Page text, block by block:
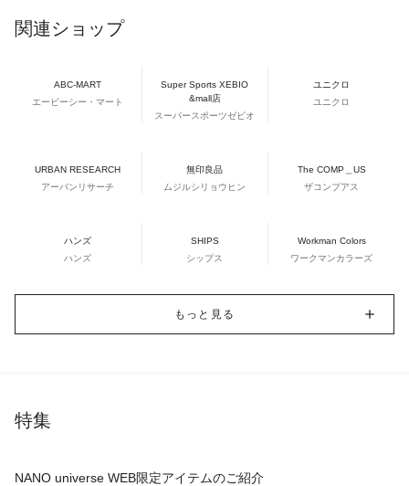
関連ショップ
ABC-MART
エービーシー・マート
Super Sports XEBIO
&mall店
スーパースポーツゼビオ
ユニクロ
ユニクロ
URBAN RESEARCH
アーバンリサーチ
無印良品
ムジルシリョウヒン
The COMP＿US
ザコンプアス
ハンズ
ハンズ
SHIPS
シップス
Workman Colors
ワークマンカラーズ
もっと見る
特集
NANO universe WEB限定アイテムのご紹介